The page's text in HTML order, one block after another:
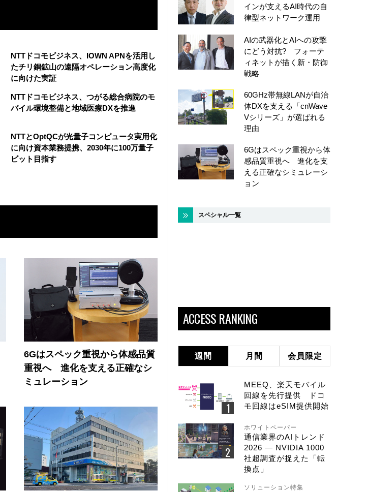
NTTドコモビジネス、IOWN APNを活用し
たチリ銅鉱山の遠隔オペレーション高度化
に向けた実証
NTTドコモビジネス、つがる総合病院のモ
バイル環境整備と地域医療DXを推進
NTTとOptQCが光量子コンピュータ実用化
に向け資本業務提携、2030年に100万量子
ビット目指す
6Gはスペック重視から体感品質
重視へ 進化を支える正確なシ
ミュレーション
インが支えるAI時代の自
律型ネットワーク運用
AIの武器化とAIへの攻撃
にどう対抗? フォーテ
ィネットが描く新・防御
戦略
60GHz帯無線LANが自治
体DXを支える「cnWave
Vシリーズ」が選ばれる
理由
6Gはスペック重視から体
感品質重視へ 進化を支
える正確なシミュレーシ
ョン
スペシャル一覧
ACCESS RANKING
週間 月間 会員限定
MEEQ、楽天モバイル
回線を先行提供 ドコ
モ回線はeSIM提供開始
ホワイトペーパー
通信業界のAIトレンド
2026 ― NVIDIA 1000
社超調査が捉えた「転
換点」
ソリューション特集